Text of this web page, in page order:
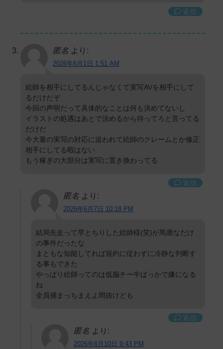
返信
匿名 より:
2026年6月1日 1:51 AM
絵師を相手にしてるんじゃなくて実写AVを相手にして
るだけだぞ
今回の声明だって具体的なことは何も決めてないし
イラストの処遇はあとで決めるから待ってろと言ってる
だけだ
今大量の実写の対応に追われて絵師のクレームとか修正
相手にしてる暇はない
もう稼ぎの大部分は実写に置き換わってる
返信
匿名 より:
2026年6月7日 10:18 PM
結局先走って早とちりした絵師様(笑)が馬鹿なだけ
の事件だったな
まともな知能してれば規約に従わずに冷静な判断す
る事もできた
やっぱり絵師ってのは低脳チー牛ばっかで嫌になる
ね
全員捕まっちまえよ間抜けども
返信
匿名 より:
2026年6月10日 9:43 PM